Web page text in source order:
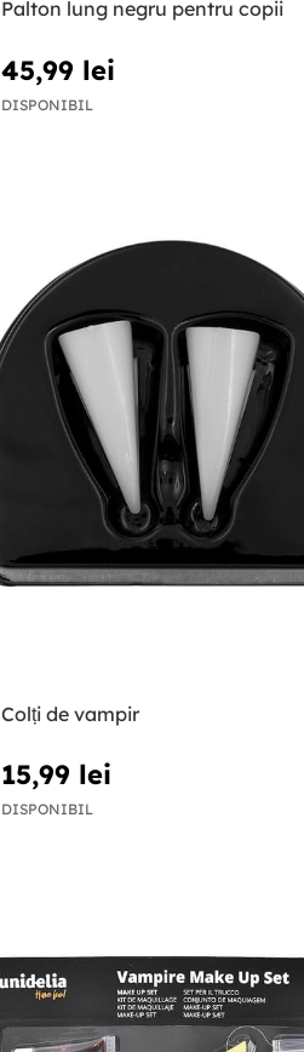
Palton lung negru pentru copii
45,99 lei
DISPONIBIL
Colți de vampir
15,99 lei
DISPONIBIL